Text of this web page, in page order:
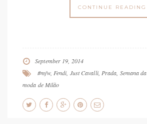
CONTINUE READING
September 19, 2014
#mfw, Fendi, Just Cavalli, Prada Semana da
moda de Milão